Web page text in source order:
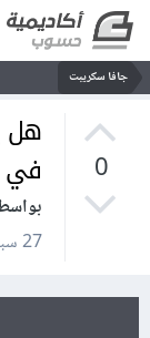
جافا سكريبت
0
هل
في php كما هو في جافاسكريبت؟
27 سبتمبر 2021